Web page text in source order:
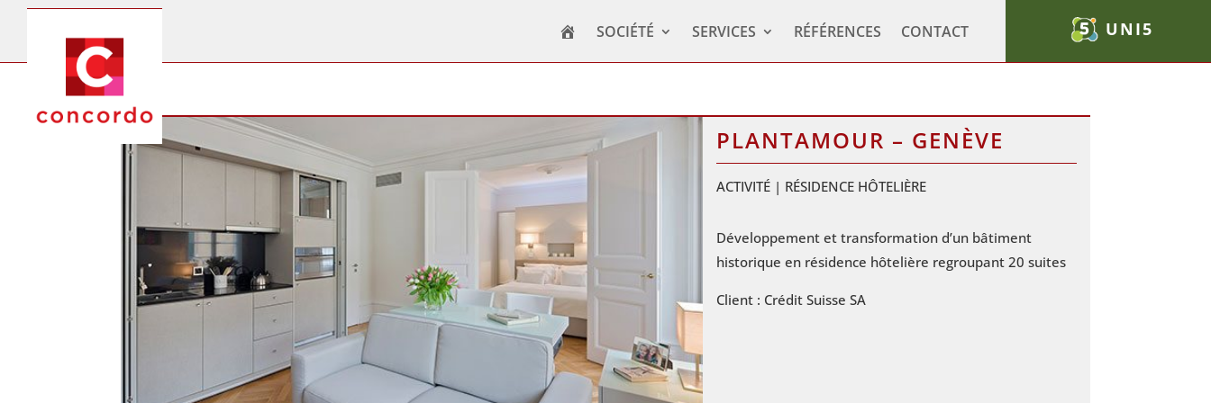
SOCIÉTÉ SERVICES RÉFÉRENCES CONTACT UNI5
PLANTAMOUR – GENÈVE
ACTIVITÉ | RÉSIDENCE HÔTELIÈRE
Développement et transformation d’un bâtiment
historique en résidence hôtelière regroupant 20 suites
Client : Crédit Suisse SA